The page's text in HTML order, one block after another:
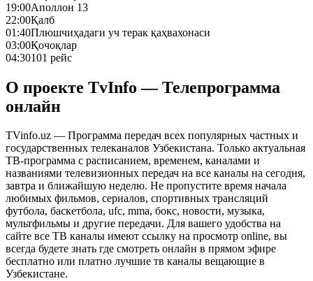
19:00Аполлон 13
22:00Қалб
01:40Плюшчиҳадаги уч терак қаҳвахонаси
03:00Қочоқлар
04:30101 рейс
О проекте TvInfo — Телепрограмма
онлайн
TVinfo.uz — Программа передач всех популярных частных и
государственных телеканалов Узбекистана. Только актуальная
ТВ-программа с расписанием, временем, каналами и
названиями телевизионных передач на все каналы на сегодня,
завтра и ближайшую неделю. Не пропустите время начала
любимых фильмов, сериалов, спортивных трансляций
футбола, баскетбола, ufc, mma, бокс, новости, музыка,
мультфильмы и другие передачи. Для вашего удобства на
сайте все ТВ каналы имеют ссылку на просмотр online, вы
всегда будете знать где смотреть онлайн в прямом эфире
бесплатно или платно лучшие тв каналы вещающие в
Узбекистане.